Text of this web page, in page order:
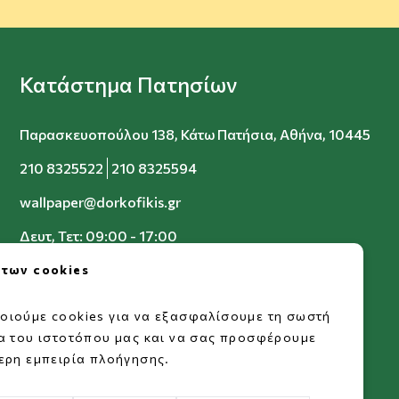
Κατάστημα Πατησίων
Παρασκευοπούλου 138, Κάτω Πατήσια, Αθήνα, 10445
210 8325522 210 8325594
wallpaper@dorkofikis.gr
Δευτ, Τετ: 09:00 - 17:00
Τρ, Πεμ, Παρ: 09:00 - 20:00
των cookies
cookies για να εξασφαλίσουμε τη σωστή
του ιστοτόπου μας και να σας προσφέρουμε
εμπειρία πλοήγησης.